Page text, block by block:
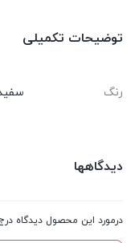
توضیحات تکمیلی
رنگ
دیدگاهها
درمورد این محصول دیدگاه